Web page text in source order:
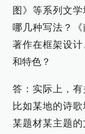
图》等系列文
哪几种写法？
著作在框架设
和特色？
答：实际上，有
比如某地的诗
某题材某主题